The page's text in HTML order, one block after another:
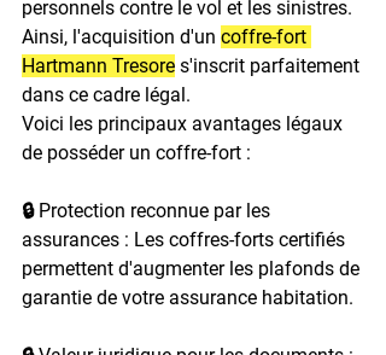
personnels contre le vol et les sinistres.
Ainsi, l'acquisition d'un coffre-fort
Hartmann Tresore s'inscrit parfaitement
dans ce cadre légal.
Voici les principaux avantages légaux
de posséder un coffre-fort :
🔒 Protection reconnue par les
assurances : Les coffres-forts certifiés
permettent d'augmenter les plafonds de
garantie de votre assurance habitation.